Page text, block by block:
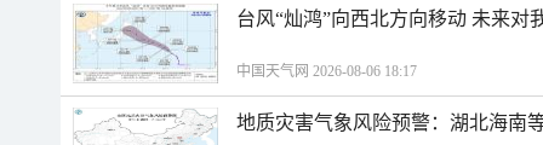
台风“灿鸿”向西北方向移动 未来对
中国天气网 2026-08-06 18:17
地质灾害气象风险预警：湖北海南